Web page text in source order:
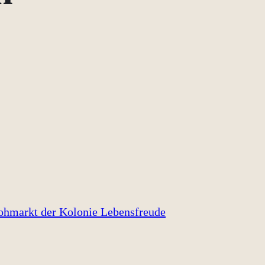
der Kolonie Lebensfreude